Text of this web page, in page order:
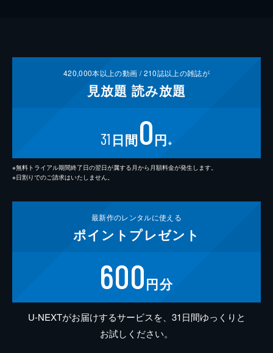
420,000本以上の動画 /210誌以上の雑誌が
見放題 読み放題
31 日間0円 ※
※無料トライアル期間終了日の翌日が属する月から月額料金が発生します。
※日割りでのご請求はいたしません。
最新作のレンタルに使える
ポイント プレゼント
600円分
U-NEXTがお届けするサービスを、31日間ゆっくりと
お試しください。